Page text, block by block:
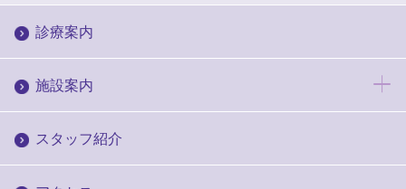
診療案内
施設案内
スタッフ紹介